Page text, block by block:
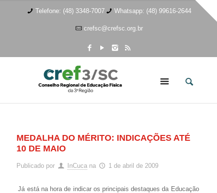
Telefone: (48) 3348-7007 Whatsapp: (48) 99616-2644
crefsc@crefsc.org.br
MEDALHA DO MÉRITO: INDICAÇÕES ATÉ
10 DE MAIO
Publicado por InCuca na 1 de abril de 2009
Já está na hora de indicar os principais destaques da Educação